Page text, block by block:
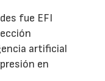
fue EFI
artificial
en